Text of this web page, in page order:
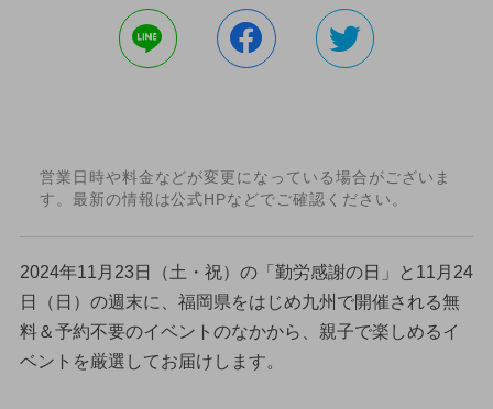
営業日時や料金などが変更になっている場合がございま
す。最新の情報は公式HPなどでご確認ください。
2024年11月23日（土・祝）の「勤労感謝の日」と11月24
日（日）の週末に、福岡県をはじめ九州で開催される無
料＆予約不要のイベントのなかから、親子で楽しめるイ
ベントを厳選してお届けします。